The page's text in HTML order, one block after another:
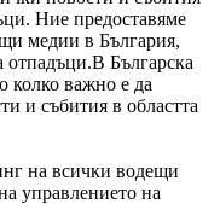
Ние предоставяме
медии в България,
отпадъци.В Българска
колко важно е да
и събития в областта
на всички водещи
управлението на